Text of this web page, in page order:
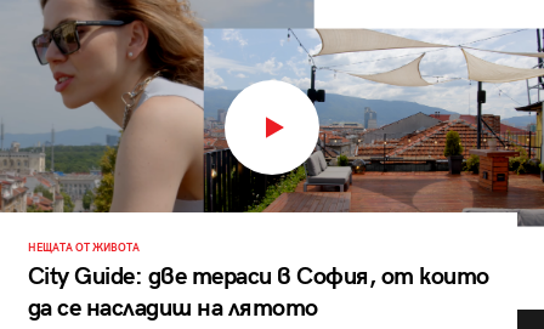
НЕЩАТА ОТ ЖИВОТА
City Guide: две тераси в София, от които
да се насладиш на лятото